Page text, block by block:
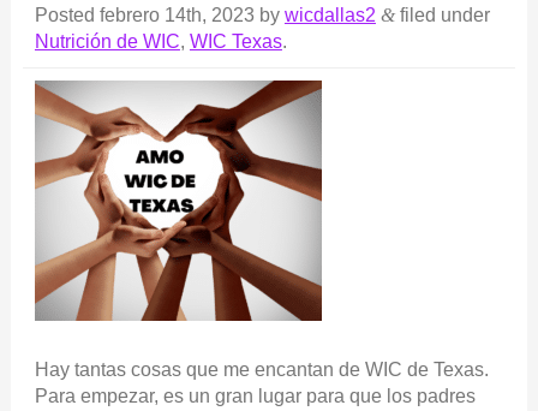
Posted febrero 14th, 2023 by wicdallas2 &filed under
Nutrición de WIC, WIC Texas.
Hay tantas cosas que me encantan de WIC de Texas.
Para empezar, es un gran lugar para que los padres